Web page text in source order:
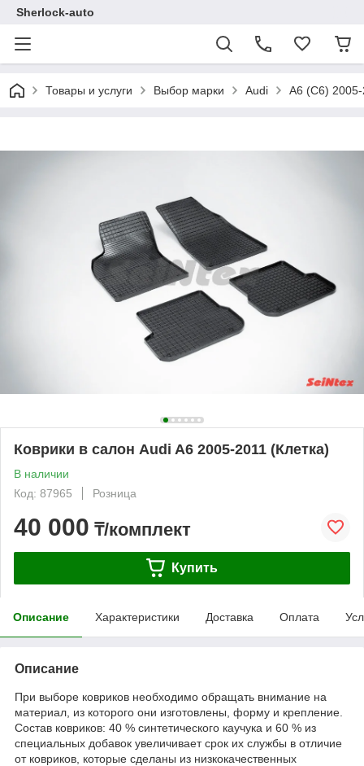
Sherlock-auto
Товары и услуги Выбор марки Audi A6 (C6)
Коврики в салон Audi A6 2005-2011 (Клетка)
В наличии
Код: 87965
Розница
40 000 ₸/комплект
Купить
Описание Характеристики Доставка Оплата
Описание
При выборе ковриков необходимо обращать внимание на
материал, из которого они изготовлены, форму и крепление.
Состав ковриков: 40 % синтетического каучука и 60 % из
специальных добавок увеличивает срок их службы в отличие
от ковриков, которые сделаны из низкокачественных